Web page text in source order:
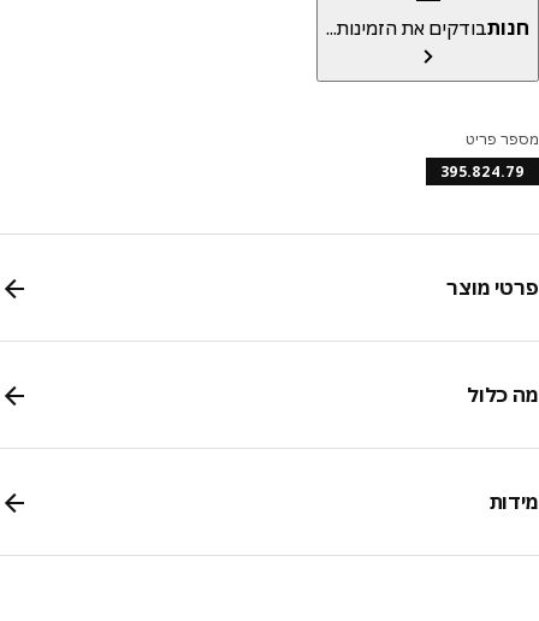
בודקים את הזמינות...
פריט
מוצר